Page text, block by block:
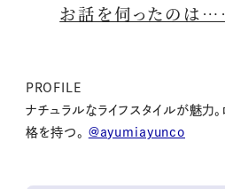
お話を伺ったのは
PROFILE
ナチュラルなライフスタイルが魅力
格を持つ。 @ayumiayunco